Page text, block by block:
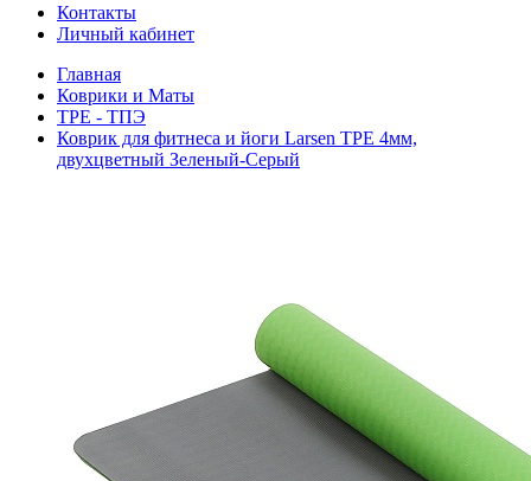
Контакты
Личный кабинет
Главная
Коврики и Маты
TPE - ТПЭ
Коврик для фитнеса и йоги Larsen TPE 4мм,
двухцветный Зеленый-Серый